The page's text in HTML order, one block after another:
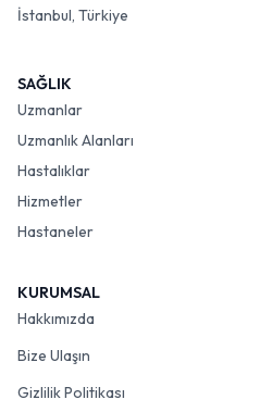
İstanbul, Türkiye
SAĞLIK
Uzmanlar
Uzmanlık Alanları
Hastalıklar
Hizmetler
Hastaneler
KURUMSAL
Hakkımızda
Bize Ulaşın
Gizlilik Politikası